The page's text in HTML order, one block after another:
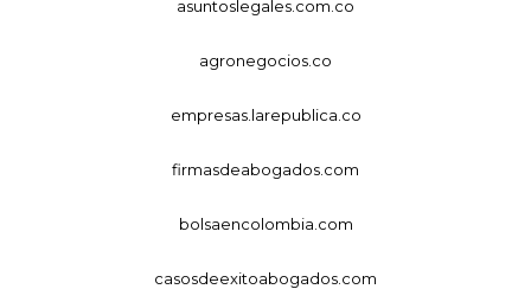
asuntoslegales.com.co
agronegocios.co
empresas.larepublica.co
firmasdeabogados.com
bolsaencolombia.com
casosdeexitoabogados.com